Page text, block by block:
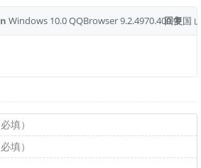
回复
Windows 10.0QQBrowser 9.2.4970.400中国